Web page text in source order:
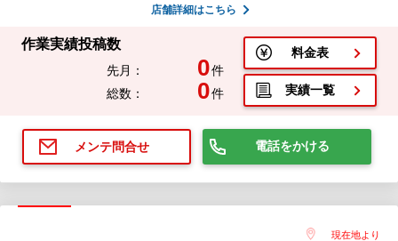
店舗詳細はこちら
作業実績投稿数
先月： 0件
総数：
0件
料金表
実績一覧
メンテ問合せ 電話をかける
現在地より